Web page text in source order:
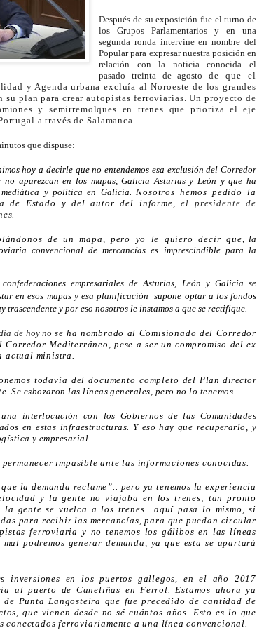
Después de su exposición fue el turno de
los Grupos Parlamentarios y en una
segunda ronda intervine en nombre del
Popular para expresar nuestra posición en
relación con la noticia conocida el
pasado treinta de agosto de que el
y Agenda urbana excluía al Noroeste de los grandes
plan para crear autopistas ferroviarias. Un proyecto de
y semirremolques en trenes que prioriza el eje
a través de Salamanca
que dispuse:
hoy a decirle que no entendemos esa exclusión del Corredor
aparezcan en los mapas, Galicia Asturias y León y que ha
mediática y política en Galicia.Nosotros hemos pedido la
de Estado y del autor del informe,el presidente de
de un mapa, pero yo le quiero decir que, la
convencional de mercancías es imprescindible para la
empresariales de Asturias, León y Galicia se
en esos mapas y esa planificación
supone optar a los fondos
trascendente y por eso nosotros le instamos a que se rectifique.
de hoy no se ha nombrado al Comisionado del Corredor
Mediterráneo, pese a ser un compromiso del ex
actual ministra.
todavía del documento completo delPlan director
Se esbozaron las líneas generales, pero no lo tenemos.
interlocución con los Gobiernos de las Comunidades
en estas infraestructuras. Y eso hay que recuperarlo, y
y empresarial.
impasible ante las informaciones conocidas.
la demanda reclame”.. pero ya tenemos la experiencia
y la gente no viajaba en los trenes; tan pronto
gente se vuelca a los trenes.. aquí pasa lo mismo, si
para recibir las mercancías, para que puedan circular
ferroviaria y no tenemos los gálibos en las líneas
podremos generar demanda, ya que esta se apartará
inversiones en los puertos gallegos, en el año 2017
al puerto de Caneliñas en Ferrol. Estamos ahora ya
Punta Langosteira que fue precedido de cantidad de
que vienen desde no sé cuántos años. Esto es lo que
conectados ferroviariamente a una línea convencional.